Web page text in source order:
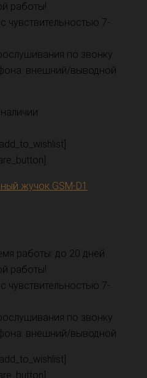
работы!
чувствительностью 7-
по звонку
внешний/выводной
жучок GSM-D1
работы: до 20 дней
работы!
чувствительностью 7-
по звонку
внешний/выводной